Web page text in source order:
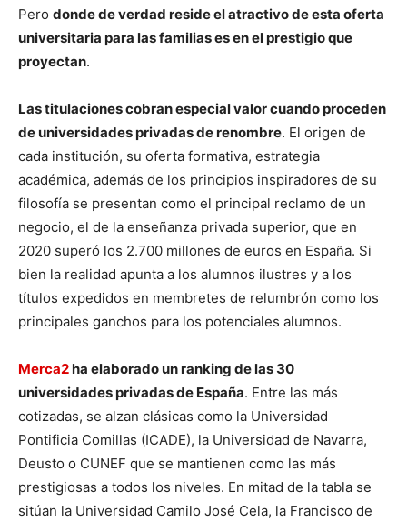
Pero donde de verdad reside el atractivo de esta oferta
universitaria para las familias es en el prestigio que
proyectan.
Las titulaciones cobran especial valor cuando proceden
de universidades privadas de renombre. El origen de
cada institución, su oferta formativa, estrategia
académica, además de los principios inspiradores de su
filosofía se presentan como el principal reclamo de un
negocio, el de la enseñanza privada superior, que en
2020 superó los 2.700 millones de euros en España. Si
bien la realidad apunta a los alumnos ilustres y a los
títulos expedidos en membretes de relumbrón como los
principales ganchos para los potenciales alumnos.
Merca2ha elaborado un ranking de las 30
universidades privadas de España. Entre las más
cotizadas, se alzan clásicas como la Universidad
Pontificia Comillas (ICADE), la Universidad de Navarra,
Deusto o CUNEF que se mantienen como las más
prestigiosas a todos los niveles. En mitad de la tabla se
sitúan la Universidad Camilo José Cela, la Francisco de